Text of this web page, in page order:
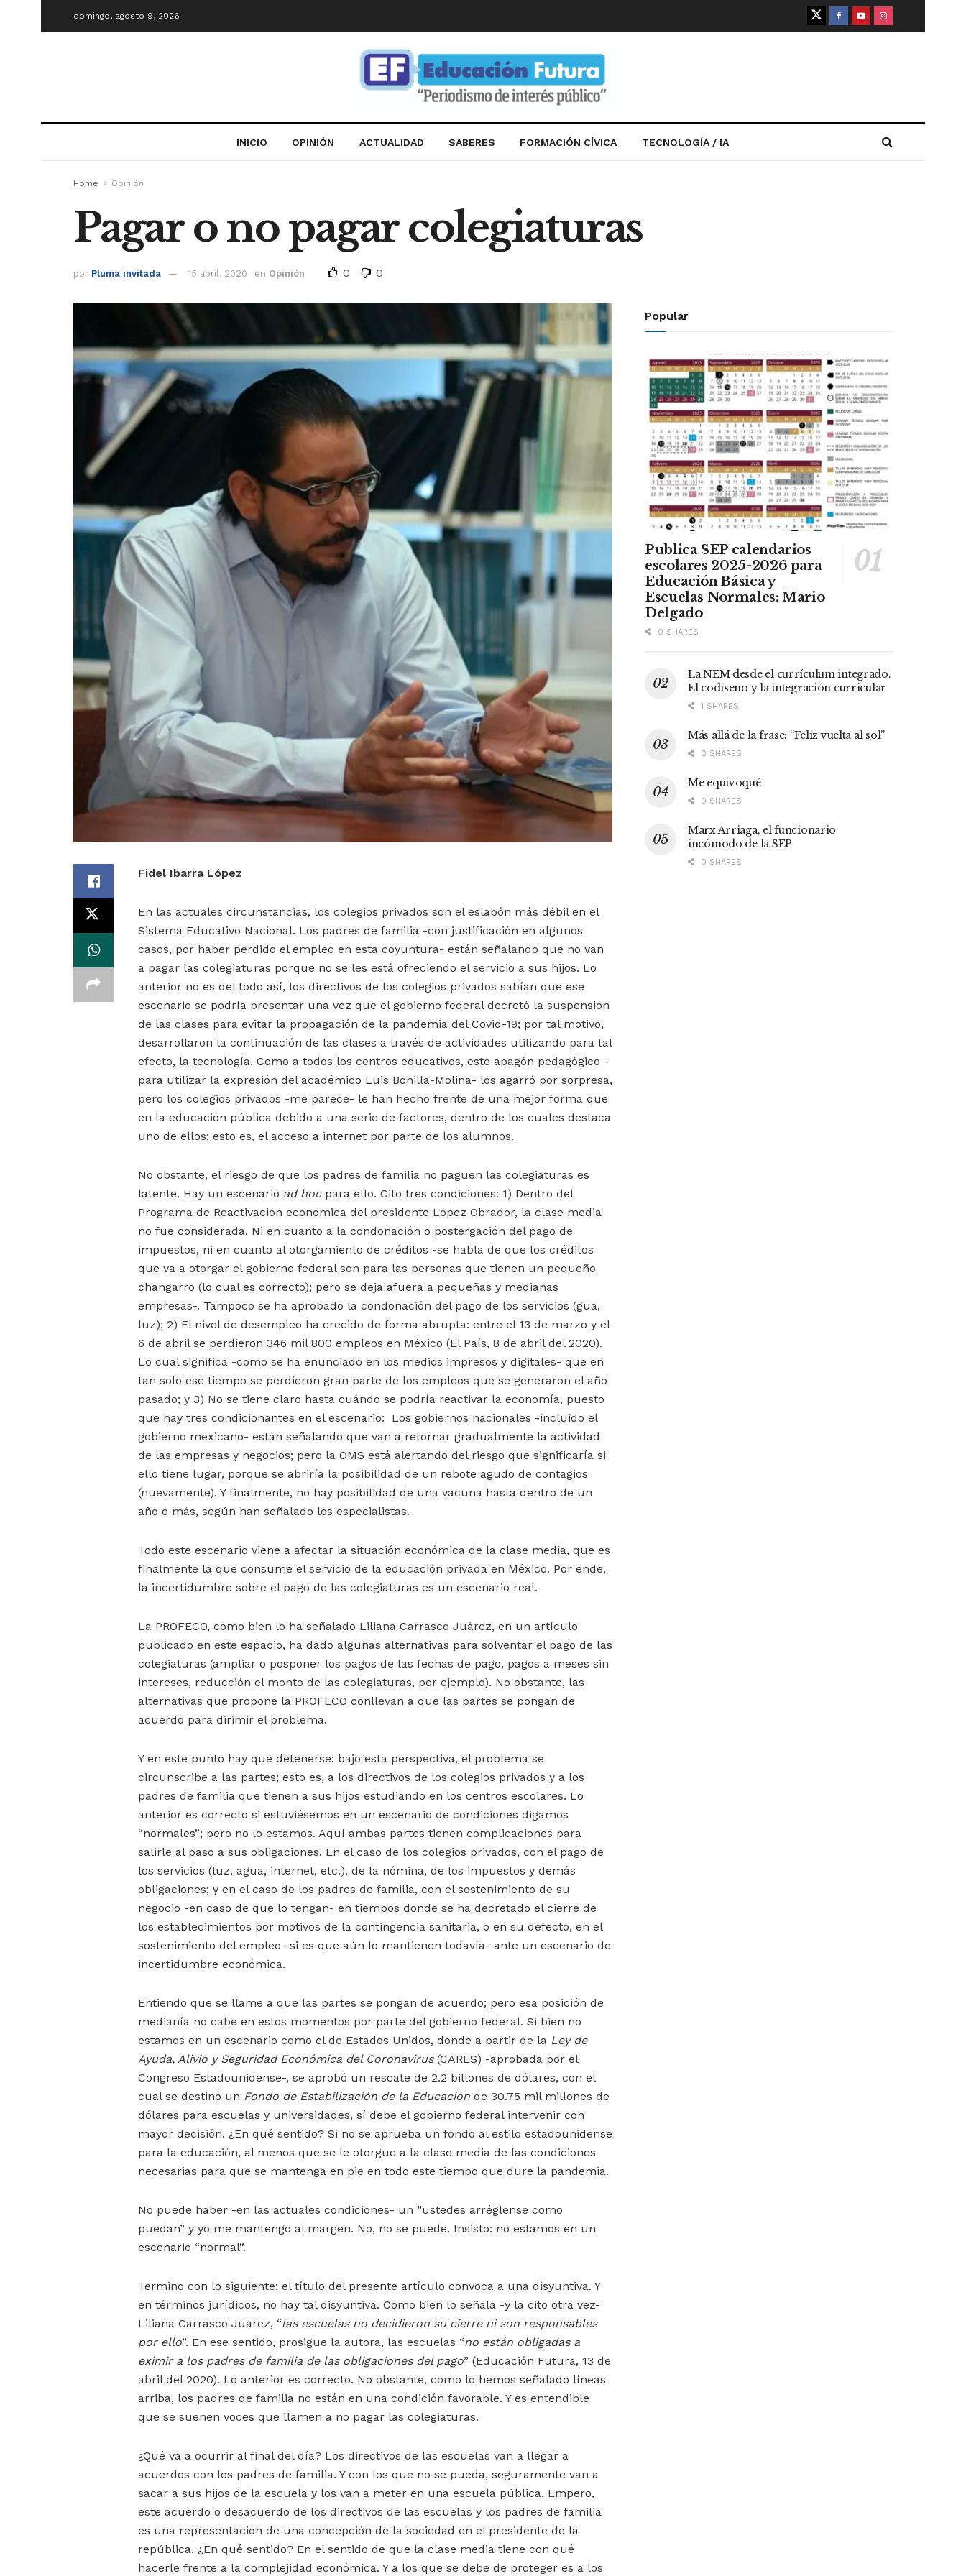
domingo, agosto 9, 2026
INICIO OPINIÓN ACTUALIDAD SABERES FORMACIÓN CÍVICA TECNOLOGÍA / IA
Home Opinión
Pagar o no pagar colegiaturas
por Pluma invitada 15 abril, 2020 en Opinión 0 0
Fidel Ibarra López
En las actuales circunstancias, los colegios privados son el eslabón más débil en el
Sistema Educativo Nacional. Los padres de familia -con justificación en algunos
casos, por haber perdido el empleo en esta coyuntura- están señalando que no van
a pagar las colegiaturas porque no se les está ofreciendo el servicio a sus hijos. Lo
anterior no es del todo así, los directivos de los colegios privados sabían que ese
escenario se podría presentar una vez que el gobierno federal decretó la suspensión
de las clases para evitar la propagación de la pandemia del Covid-19; por tal motivo,
desarrollaron la continuación de las clases a través de actividades utilizando para tal
efecto, la tecnología. Como a todos los centros educativos, este apagón pedagógico -
para utilizar la expresión del académico Luis Bonilla-Molina- los agarró por sorpresa,
pero los colegios privados -me parece- le han hecho frente de una mejor forma que
en la educación pública debido a una serie de factores, dentro de los cuales destaca
uno de ellos; esto es, el acceso a internet por parte de los alumnos.
No obstante, el riesgo de que los padres de familia no paguen las colegiaturas es
latente. Hay un escenario ad hocpara ello. Cito tres condiciones: 1) Dentro del
Programa de Reactivación económica del presidente López Obrador, la clase media
no fue considerada. Ni en cuanto a la condonación o postergación del pago de
impuestos, ni en cuanto al otorgamiento de créditos -se habla de que los créditos
que va a otorgar el gobierno federal son para las personas que tienen un pequeño
changarro (lo cual es correcto); pero se deja afuera a pequeñas y medianas
empresas-. Tampoco se ha aprobado la condonación del pago de los servicios (gua,
luz); 2) El nivel de desempleo ha crecido de forma abrupta: entre el 13 de marzo y el
6 de abril se perdieron 346 mil 800 empleos en México (El País, 8 de abril del 2020).
Lo cual significa -como se ha enunciado en los medios impresos y digitales- que en
tan solo ese tiempo se perdieron gran parte de los empleos que se generaron el año
pasado; y 3) No se tiene claro hasta cuándo se podría reactivar la economía, puesto
que hay tres condicionantes en el escenario: Los gobiernos nacionales -incluido el
gobierno mexicano- están señalando que van a retornar gradualmente la actividad
de las empresas y negocios; pero la OMS está alertando del riesgo que significaría si
ello tiene lugar, porque se abriría la posibilidad de un rebote agudo de contagios
(nuevamente). Y finalmente, no hay posibilidad de una vacuna hasta dentro de un
año o más, según han señalado los especialistas.
Todo este escenario viene a afectar la situación económica de la clase media, que es
finalmente la que consume el servicio de la educación privada en México. Por ende,
la incertidumbre sobre el pago de las colegiaturas es un escenario real.
La PROFECO, como bien lo ha señalado Liliana Carrasco Juárez, en un artículo
publicado en este espacio, ha dado algunas alternativas para solventar el pago de las
colegiaturas (ampliar o posponer los pagos de las fechas de pago, pagos a meses sin
intereses, reducción el monto de las colegiaturas, por ejemplo). No obstante, las
alternativas que propone la PROFECO conllevan a que las partes se pongan de
acuerdo para dirimir el problema.
Y en este punto hay que detenerse: bajo esta perspectiva, el problema se
circunscribe a las partes; esto es, a los directivos de los colegios privados y a los
padres de familia que tienen a sus hijos estudiando en los centros escolares. Lo
anterior es correcto si estuviésemos en un escenario de condiciones digamos
“normales”; pero no lo estamos. Aquí ambas partes tienen complicaciones para
salirle al paso a sus obligaciones. En el caso de los colegios privados, con el pago de
los servicios (luz, agua, internet, etc.), de la nómina, de los impuestos y demás
obligaciones; y en el caso de los padres de familia, con el sostenimiento de su
negocio -en caso de que lo tengan- en tiempos donde se ha decretado el cierre de
los establecimientos por motivos de la contingencia sanitaria, o en su defecto, en el
sostenimiento del empleo -si es que aún lo mantienen todavía- ante un escenario de
incertidumbre económica.
Entiendo que se llame a que las partes se pongan de acuerdo; pero esa posición de
medianía no cabe en estos momentos por parte del gobierno federal. Si bien no
estamos en un escenario como el de Estados Unidos, donde a partir de la Ley de
Ayuda, Alivio y Seguridad Económica del Coronavirus(CARES) -aprobada por el
Congreso Estadounidense-, se aprobó un rescate de 2.2 billones de dólares, con el
cual se destinó un Fondo de Estabilización de la Educación de 30.75 mil millones de
dólares para escuelas y universidades, sí debe el gobierno federal intervenir con
mayor decisión. ¿En qué sentido? Si no se aprueba un fondo al estilo estadounidense
para la educación, al menos que se le otorgue a la clase media de las condiciones
necesarias para que se mantenga en pie en todo este tiempo que dure la pandemia.
No puede haber -en las actuales condiciones- un “ustedes arréglense como
puedan” y yo me mantengo al margen. No, no se puede. Insisto: no estamos en un
escenario “normal”.
Termino con lo siguiente: el título del presente artículo convoca a una disyuntiva. Y
en términos jurídicos, no hay tal disyuntiva. Como bien lo señala -y la cito otra vez-
Liliana Carrasco Juárez, “las escuelas no decidieron su cierre ni son responsables
por ello”. En ese sentido, prosigue la autora, las escuelas “no están obligadas a
eximir a los padres de familia de las obligaciones del pago” (Educación Futura, 13 de
abril del 2020). Lo anterior es correcto. No obstante, como lo hemos señalado líneas
arriba, los padres de familia no están en una condición favorable. Y es entendible
que se suenen voces que llamen a no pagar las colegiaturas.
¿Qué va a ocurrir al final del día? Los directivos de las escuelas van a llegar a
acuerdos con los padres de familia. Y con los que no se pueda, seguramente van a
sacar a sus hijos de la escuela y los van a meter en una escuela pública. Empero,
este acuerdo o desacuerdo de los directivos de las escuelas y los padres de familia
es una representación de una concepción de la sociedad en el presidente de la
república. ¿En qué sentido? En el sentido de que la clase media tiene con qué
hacerle frente a la complejidad económica. Y a los que se debe de proteger es a los
Popular
Publica SEP calendarios
escolares 2025-2026 para
Educación Básica y
Escuelas Normales: Mario
Delgado
0 SHARES
La NEM desde el currículum integrado.
El codiseño y la integración curricular
1 SHARES
Más allá de la frase: “Feliz vuelta al sol”
0 SHARES
Me equivoqué
0 SHARES
Marx Arriaga, el funcionario
incómodo de la SEP
0 SHARES